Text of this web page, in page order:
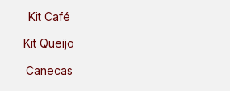
Kit Café
Kit Queijo
Canecas